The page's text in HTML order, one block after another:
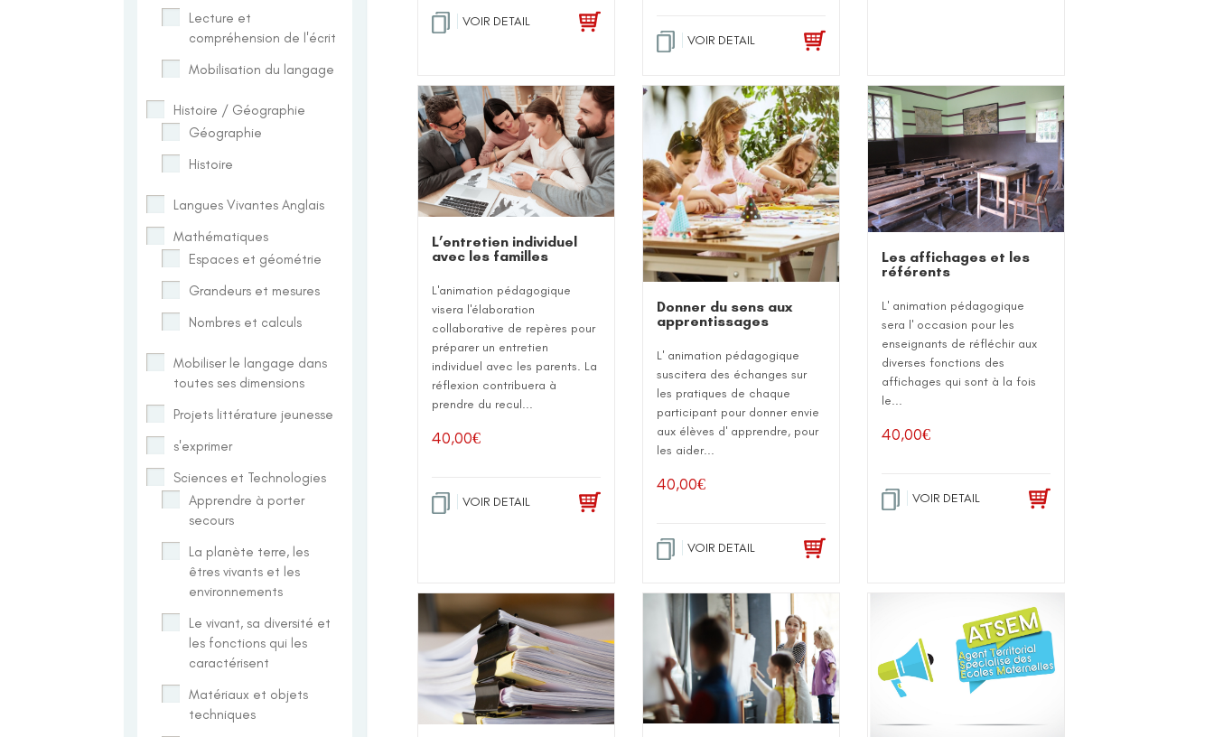
VOIR DETAIL
VOIR DETAIL
L’entretien individuel
avec les familles
L'animation pédagogique
visera l'élaboration
collaborative de repères pour
préparer un entretien
individuel avec les parents. La
réflexion contribuera à
prendre du recul...
40,00€
VOIR DETAIL
Donner du sens aux
apprentissages
L' animation pédagogique
suscitera des échanges sur
les pratiques de chaque
participant pour donner envie
aux élèves d' apprendre, pour
les aider...
40,00€
VOIR DETAIL
Les affichages et les
référents
L' animation pédagogique
sera l' occasion pour les
enseignants de réfléchir aux
diverses fonctions des
affichages qui sont à la fois
le...
40,00€
VOIR DETAIL
Lecture et
compréhension de l'écrit
Mobilisation du langage
Histoire / Géographie
Géographie
Histoire
Langues Vivantes Anglais
Mathématiques
Espaces et géométrie
Grandeurs et mesures
Nombres et calculs
Mobiliser le langage dans
toutes ses dimensions
Projets littérature jeunesse
s'exprimer
Sciences et Technologies
Apprendre à porter
secours
La planète terre, les
êtres vivants et les
environnements
Le vivant, sa diversité et
les fonctions qui les
caractérisent
Matériaux et objets
techniques